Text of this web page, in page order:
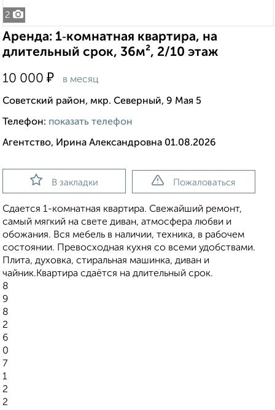
2
Аренда: 1‑комнатная квартира, на
длительный срок, 36м², 2/10 этаж
10 000 ₽ в месяц
Советский район, мкр. Северный, 9 Мая 5
Телефон: показать телефон
Агентство, Ирина Александровна 01.08.2026
В закладки Пожаловаться
Сдается 1-комнатная квартира. Свежайший ремонт,
самый мягкий на свете диван, атмосфера любви и
обожания. Вся мебель в наличии, техника, в рабочем
состоянии. Превосходная кухня со всеми удобствами.
Плита, духовка, стиральная машинка, диван и
чайник.Квартира сдаётся на длительный срок.
8
9
8
2
6
0
7
1
2
2